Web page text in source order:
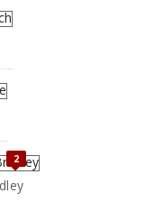
2